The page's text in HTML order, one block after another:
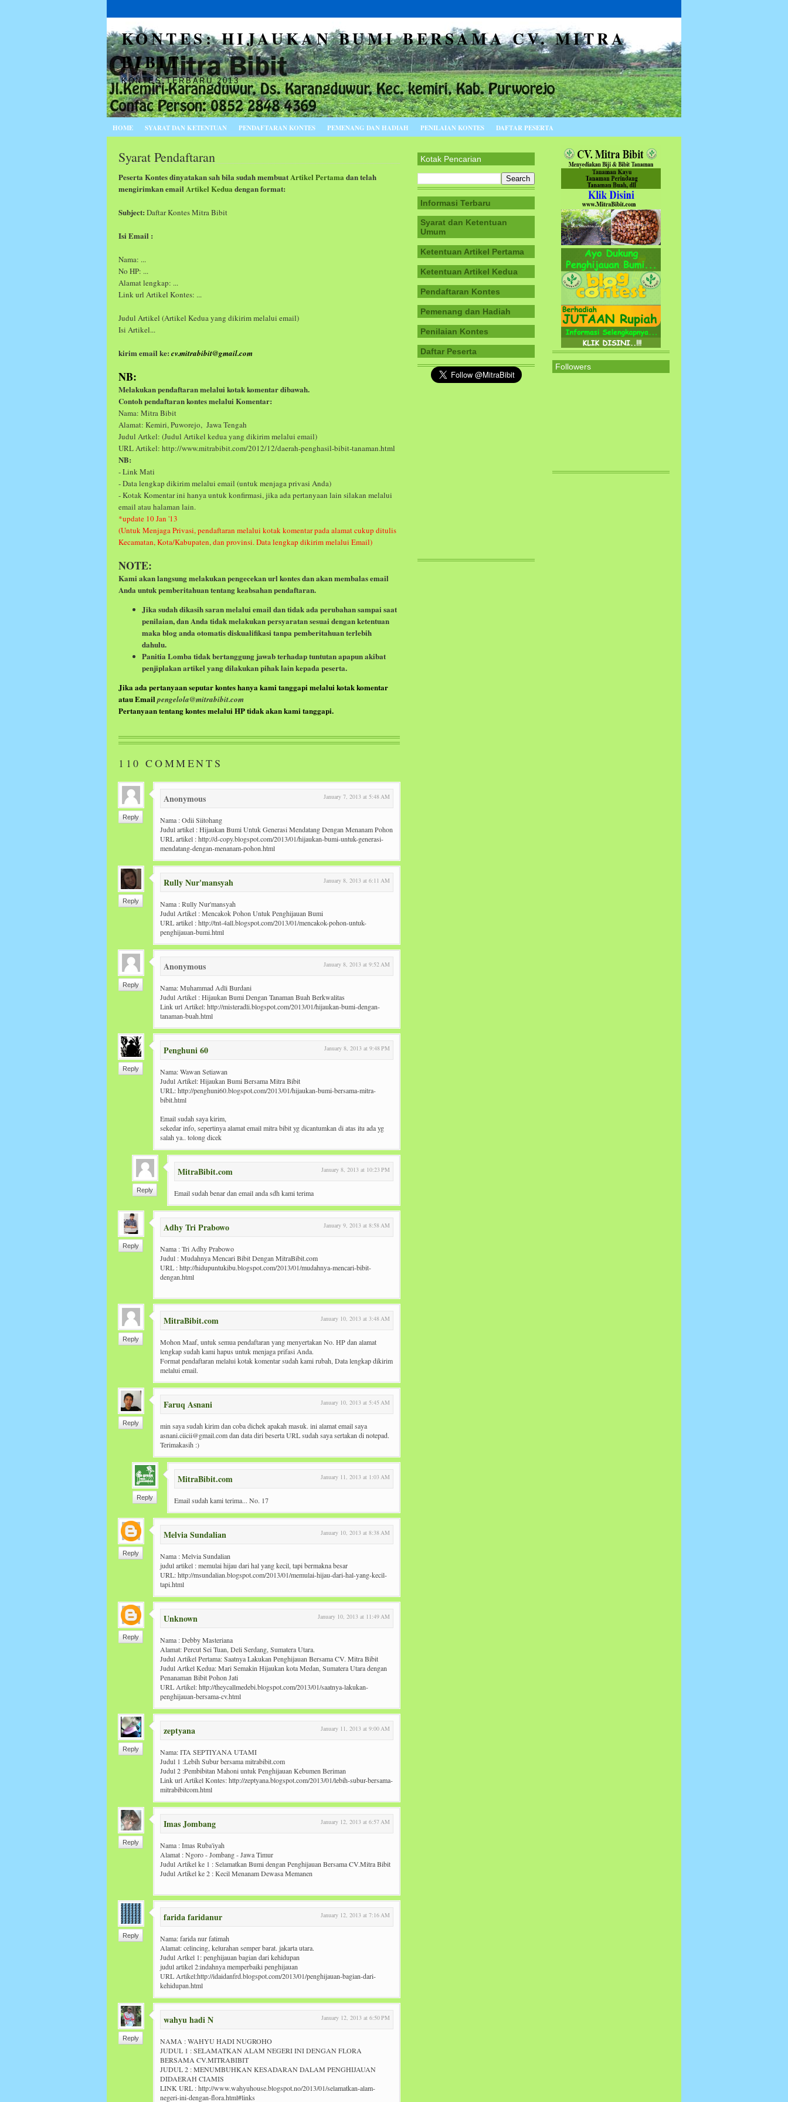
KONTES: HIJAUKAN BUMI BERSAMA CV. MITRA
BIBIT
KONTES TERBARU 2013
HOME SYARAT DAN KETENTUAN PENDAFTARAN KONTES PEMENANG DAN HADIAH PENILAIAN KONTES DAFTAR PESERTA
Syarat Pendaftaran
Peserta Kontes dinyatakan sah bila sudah membuatArtikel Pertama dan telah
mengirimkan email Artikel Kedua dengan format:
Subject: Daftar Kontes Mitra Bibit
Isi Email :
Nama: ...
No HP: ...
Alamat lengkap: ...
Link url Artikel Kontes: ...
Judul Artikel (Artikel Kedua yang dikirim melalui email)
Isi Artikel...
kirim email ke: cv.mitrabibit@gmail.com
NB:
Melakukan pendaftaran melalui kotak komentar dibawah.
Contoh pendaftaran kontes melalui Komentar:
Nama: Mitra Bibit
Alamat: Kemiri, Puworejo, Jawa Tengah
Judul Artkel: (Judul Artikel kedua yang dikirim melalui email)
URL Artikel: http://www.mitrabibit.com/2012/12/daerah-penghasil-bibit-tanaman.html
NB:
- Link Mati
- Data lengkap dikirim melalui email (untuk menjaga privasi Anda)
- Kotak Komentar ini hanya untuk konfirmasi, jika ada pertanyaan lain silakan melalui
email atau halaman lain.
*update 10 Jan '13
(Untuk Menjaga Privasi, pendaftaran melalui kotak komentar pada alamat cukup ditulis
Kecamatan, Kota/Kabupaten, dan provinsi. Data lengkap dikirim melalui Email)
NOTE:
Kami akan langsung melakukan pengecekan url kontes dan akan membalas email
Anda untuk pemberitahuan tentang keabsahan pendaftaran.
Jika sudah dikasih saran melalui email dan tidak ada perubahansampai saat
penilaian, dan Anda tidak melakukan persyaratansesuai dengan ketentuan
maka blog anda otomatis diskualifikasi tanpa pemberitahuan terlebih
dahulu.
Panitia Lomba tidak bertanggung jawab terhadap tuntutan apapun akibat
penjiplakan artikel yang dilakukan pihak lain kepada peserta.
Jika ada pertanyaan seputar kontes hanya kami tanggapi melalui kotak komentar
atau Emailpengelola@mitrabibit.com
Pertanyaan tentang kontes melalui HP tidak akan kami tanggapi.
110 COMMENTS
Reply
Anonymous January 7, 2013 at 5:48 AM
Nama : Odii Siitohang
Judul artikel : Hijaukan Bumi Untuk Generasi Mendatang Dengan Menanam Pohon
URL artikel : http://d-copy.blogspot.com/2013/01/hijaukan-bumi-untuk-generasi-
mendatang-dengan-menanam-pohon.html
Reply
Rully Nur'mansyah January 8, 2013 at 6:11 AM
Nama : Rully Nur'mansyah
Judul Artikel : Mencakok Pohon Untuk Penghijauan Bumi
URL artikel : http://tnt-4all.blogspot.com/2013/01/mencakok-pohon-untuk-
penghijauan-bumi.html
Reply
Anonymous January 8, 2013 at 9:52 AM
Nama: Muhammad Adli Burdani
Judul Artikel : Hijaukan Bumi Dengan Tanaman Buah Berkwalitas
Link url Artikel: http://misteradli.blogspot.com/2013/01/hijaukan-bumi-dengan-
tanaman-buah.html
Reply
Penghuni 60 January 8, 2013 at 9:48 PM
Nama: Wawan Setiawan
Judul Artikel: Hijaukan Bumi Bersama Mitra Bibit
URL: http://penghuni60.blogspot.com/2013/01/hijaukan-bumi-bersama-mitra-
bibit.html
Email sudah saya kirim,
sekedar info, sepertinya alamat email mitra bibit yg dicantumkan di atas itu ada yg
salah ya.. tolong dicek
Reply
MitraBibit.com January 8, 2013 at 10:23 PM
Email sudah benar dan email anda sdh kami terima
Reply
Adhy Tri Prabowo January 9, 2013 at 8:58 AM
Nama : Tri Adhy Prabowo
Judul : Mudahnya Mencari Bibit Dengan MitraBibit.com
URL : http://hidupuntukibu.blogspot.com/2013/01/mudahnya-mencari-bibit-
dengan.html
Reply
MitraBibit.com January 10, 2013 at 3:48 AM
Mohon Maaf, untuk semua pendaftaran yang menyertakan No. HP dan alamat
lengkap sudah kami hapus untuk menjaga prifasi Anda.
Format pendaftaran melalui kotak komentar sudah kami rubah, Data lengkap dikirim
melalui email.
Reply
Faruq Asnani January 10, 2013 at 5:45 AM
min saya sudah kirim dan coba dichek apakah masuk. ini alamat email saya
asnani.ciicii@gmail.com dan data diri beserta URL sudah saya sertakan di notepad.
Terimakasih :)
Reply
MitraBibit.com January 11, 2013 at 1:03 AM
Email sudah kami terima... No. 17
Reply
Melvia Sundalian January 10, 2013 at 8:38 AM
Nama : Melvia Sundalian
judul artikel : memulai hijau dari hal yang kecil, tapi bermakna besar
URL: http://msundalian.blogspot.com/2013/01/memulai-hijau-dari-hal-yang-kecil-
tapi.html
Reply
Unknown January 10, 2013 at 11:49 AM
Nama : Debby Masteriana
Alamat: Percut Sei Tuan, Deli Serdang, Sumatera Utara.
Judul Artikel Pertama: Saatnya Lakukan Penghijauan Bersama CV. Mitra Bibit
Judul Artkel Kedua: Mari Semakin Hijaukan kota Medan, Sumatera Utara dengan
Penanaman Bibit Pohon Jati
URL Artikel: http://theycallmedebi.blogspot.com/2013/01/saatnya-lakukan-
penghijauan-bersama-cv.html
Reply
zeptyana January 11, 2013 at 9:00 AM
Nama: ITA SEPTIYANA UTAMI
Judul 1 :Lebih Subur bersama mitrabibit.com
Judul 2 :Pembibitan Mahoni untuk Penghijauan Kebumen Beriman
Link url Artikel Kontes: http://zeptyana.blogspot.com/2013/01/lebih-subur-bersama-
mitrabibitcom.html
Reply
Imas Jombang January 12, 2013 at 6:57 AM
Nama : Imas Ruba'iyah
Alamat : Ngoro - Jombang - Jawa Timur
Judul Artikel ke 1 : Selamatkan Bumi dengan Penghijauan Bersama CV.Mitra Bibit
Judul Artikel ke 2 : Kecil Menanam Dewasa Memanen
Reply
farida faridanur January 12, 2013 at 7:16 AM
Nama: farida nur fatimah
Alamat: celincing, kelurahan semper barat. jakarta utara.
Judul Artkel 1: penghijauan bagian dari kehidupan
judul artikel 2:indahnya memperbaiki penghijauan
URL Artikel:http://idaidanfrd.blogspot.com/2013/01/penghijauan-bagian-dari-
kehidupan.html
Reply
wahyu hadi N January 12, 2013 at 6:50 PM
NAMA : WAHYU HADI NUGROHO
JUDUL 1 : SELAMATKAN ALAM NEGERI INI DENGAN FLORA
BERSAMA CV.MITRABIBIT
JUDUL 2 : MENUMBUHKAN KESADARAN DALAM PENGHIJAUAN
DIDAERAH CIAMIS
LINK URL : http://www.wahyuhouse.blogspot.no/2013/01/selamatkan-alam-
negeri-ini-dengan-flora.html#links
Kotak Pencarian
Informasi Terbaru
Syarat dan Ketentuan
Umum
Ketentuan Artikel Pertama
Ketentuan Artikel Kedua
Pendaftaran Kontes
Pemenang dan Hadiah
Penilaian Kontes
Daftar Peserta
Followers